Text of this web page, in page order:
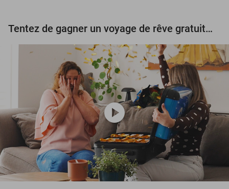
Tentez de gagner un voyage de rêve gratuit d'une valeur de 3.000 € !
play_circle